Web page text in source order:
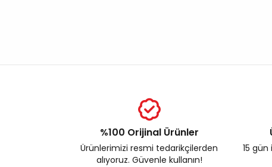
%100 Orijinal Ürünler
Ürünlerimizi resmi tedarikçilerden
alıyoruz. Güvenle kullanın!
15